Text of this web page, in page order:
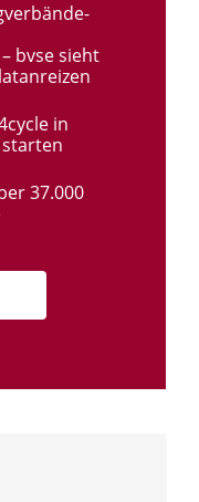
bvse sieht
in
37.000